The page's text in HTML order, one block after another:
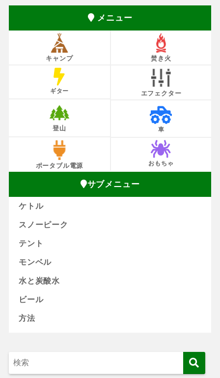
メニュー
キャンプ 焚き火
ギター エフェクター
登山 車
ポータブル電源 おもちゃ
サブメニュー
ケトル
スノーピーク
テント
モンベル
水と炭酸水
ビール
方法